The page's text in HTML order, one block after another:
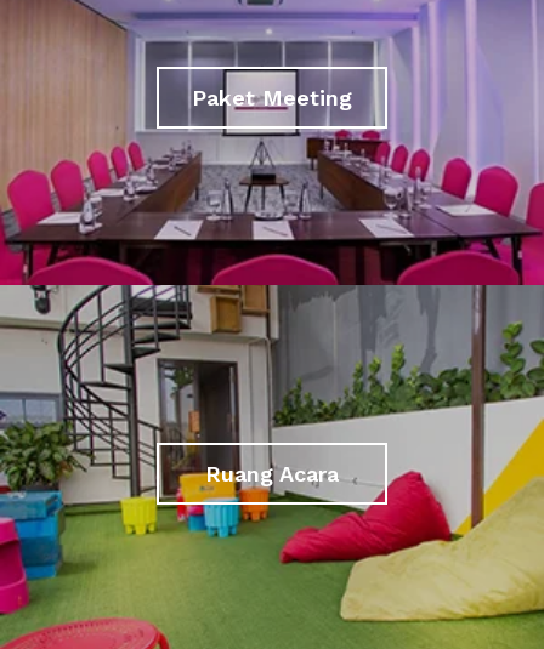
Paket Meeting
Ruang Acara